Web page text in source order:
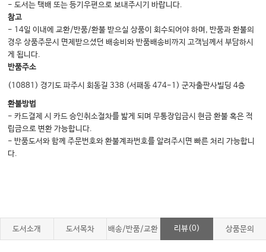
- 도서는 택배 또는 등기우편으로 보내주시기 바랍니다.
참고
- 14일 이내에 교환/반품/환불 받으실 상품이 회수되어야 하며, 반품과 환불의
경우 상품주문시 면제받으셨던 배송비와 반품배송비까지 고객님께서 부담하시
게 됩니다.
반품주소
(10881) 경기도 파주시 회동길 338 (서패동 474-1) 군자출판사빌딩 4층
환불방법
- 카드결제 시 카드 승인취소절차를 밟게 되며 무통장입금시 현금 환불 혹은 적
립금으로 변환 가능합니다.
- 반품도서와 함께 주문번호와 환불계좌번호를 알려주시면 빠른 처리 가능합니
다.
도서소개 도서목차 배송/반품/교환 리뷰(0) 상품문의